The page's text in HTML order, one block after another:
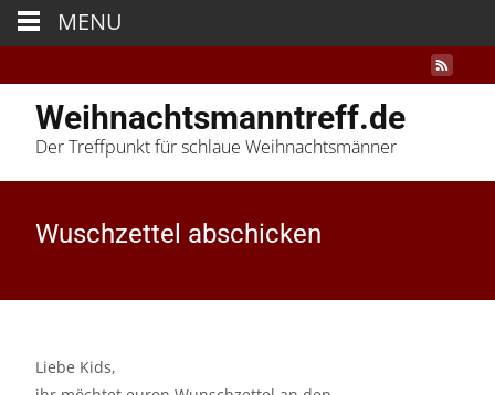
Weihnachtsmanntreff.de
Der Treffpunkt für schlaue Weihnachtsmänner
Wuschzettel abschicken
Liebe Kids,
MENU